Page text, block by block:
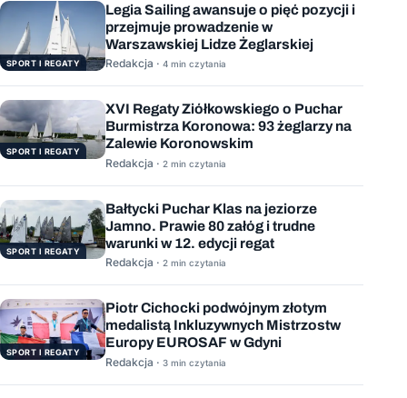
SPORT I REGATY
Legia Sailing awansuje o pięć pozycji i
przejmuje prowadzenie w
Warszawskiej Lidze Żeglarskiej
Redakcja · 4 min czytania
SPORT I REGATY
XVI Regaty Ziółkowskiego o Puchar
Burmistrza Koronowa: 93 żeglarzy na
Zalewie Koronowskim
Redakcja · 2 min czytania
SPORT I REGATY
Bałtycki Puchar Klas na jeziorze
Jamno. Prawie 80 załóg i trudne
warunki w 12. edycji regat
Redakcja · 2 min czytania
SPORT I REGATY
Piotr Cichocki podwójnym złotym
medalistą Inkluzywnych Mistrzostw
Europy EUROSAF w Gdyni
Redakcja · 3 min czytania